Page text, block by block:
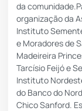
da
organização da
Instituto
e Moradores de
Madeireira
Tarcísio Feijó e
Instituto
do Banco do
Chico Sanford.